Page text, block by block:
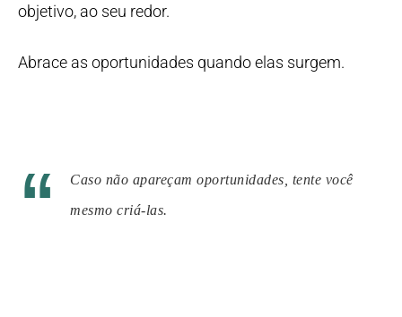
objetivo, ao seu redor.
Abrace as oportunidades quando elas surgem.
Caso não apareçam oportunidades, tente você
mesmo criá-las.